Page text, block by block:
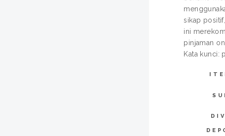
sikap
ini
pinjaman
Kata kunci: